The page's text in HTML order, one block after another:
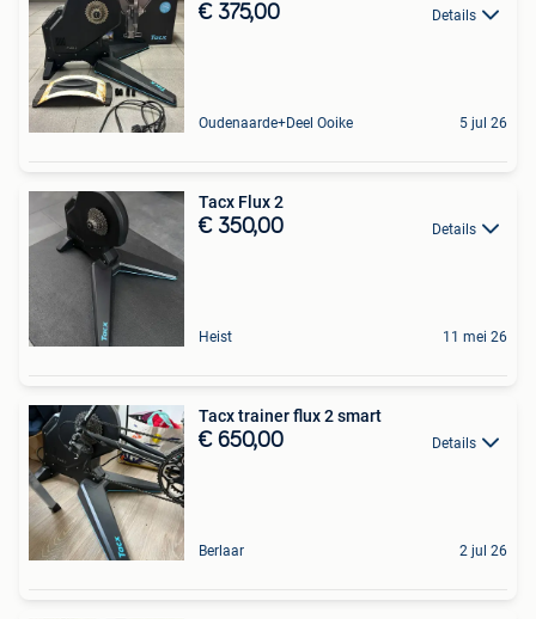
€ 375,00 Details
Oudenaarde+Deel Ooike 5 jul 26
Tacx Flux 2
€ 350,00 Details
Heist 11 mei 26
Tacx trainer flux 2 smart
€ 650,00 Details
Berlaar 2 jul 26